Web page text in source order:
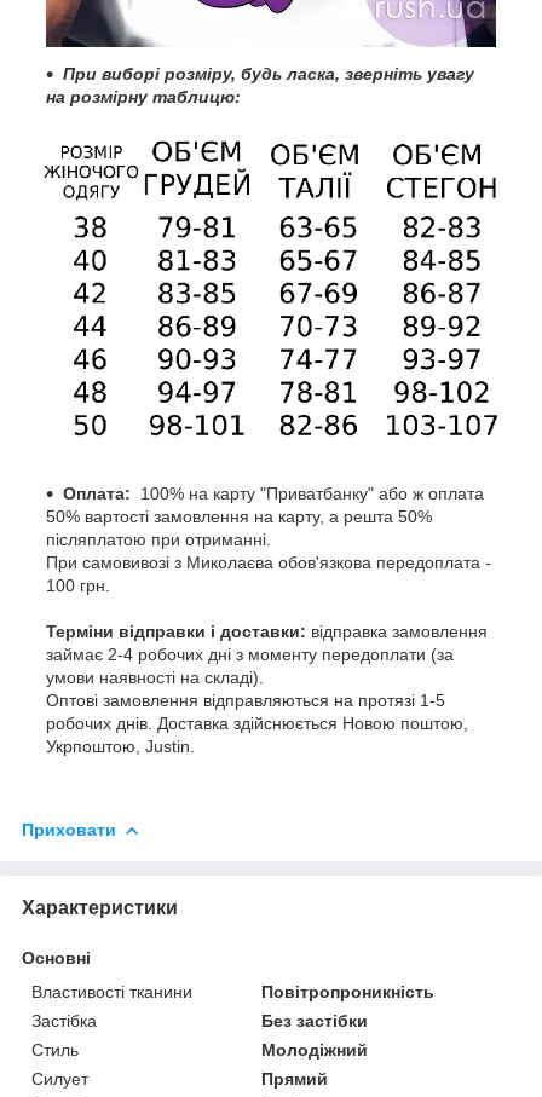
При виборі розміру, будь ласка, зверніть увагу
на розмірну таблицю:
Оплата:
100% на карту "Приватбанку" або ж оплата
50% вартості замовлення на карту, а решта 50%
післяплатою при отриманні.
При самовивозі з Миколаєва обов'язкова передоплата -
100 грн.
Терміни відправки і доставки: відправка замовлення
займає 2-4 робочих дні з моменту передоплати (за
умови наявності на складі).
Оптові замовлення відправляються на протязі 1-5
робочих днів. Доставка здійснюється Новою поштою,
Укрпоштою, Justin.
Приховати
Характеристики
Основні
Властивості тканини
Повітропроникність
Застібка
Без застібки
Стиль
Молодіжний
Силует
Прямий